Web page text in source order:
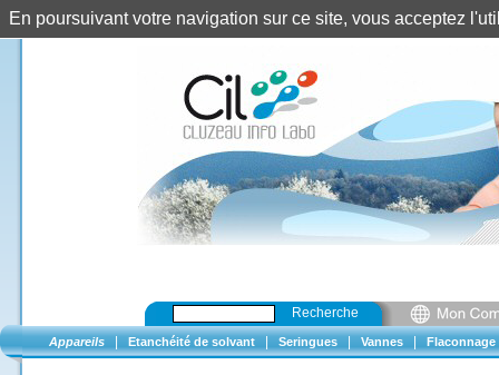
Recherche
Appareils Etanchéité de solvant Seringues Vannes Flaconnage
En poursuivant votre navigation sur ce site, vous acceptez